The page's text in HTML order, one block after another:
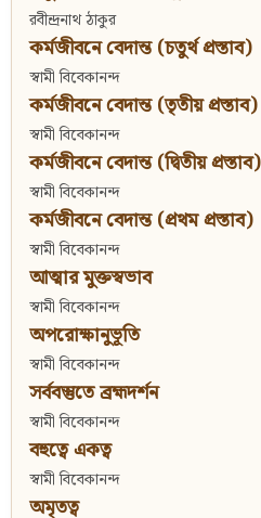
রবীন্দ্রনাথ ঠাকুর
কর্মজীবনে বেদান্ত (চতুর্থ প্রস্তাব)
স্বামী বিবেকানন্দ
কর্মজীবনে বেদান্ত (তৃতীয় প্রস্তাব)
স্বামী বিবেকানন্দ
কর্মজীবনে বেদান্ত (দ্বিতীয় প্রস্তাব)
স্বামী বিবেকানন্দ
কর্মজীবনে বেদান্ত (প্রথম প্রস্তাব)
স্বামী বিবেকানন্দ
আত্মার মুক্তস্বভাব
স্বামী বিবেকানন্দ
অপরোক্ষানুভূতি
স্বামী বিবেকানন্দ
সর্ববস্তুতে ব্রহ্মদর্শন
স্বামী বিবেকানন্দ
বহুত্বে একত্ব
স্বামী বিবেকানন্দ
অমৃতত্ব